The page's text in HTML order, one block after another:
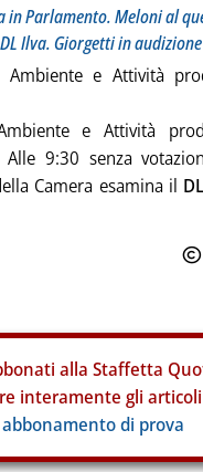
Parlamento. Meloni al
Ilva. Giorgetti in
e Attività
e Attività
9:30 senza
Camera esamina il
alla Staffetta
interamente gli
di prova